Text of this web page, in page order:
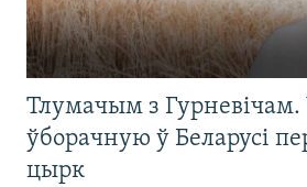
Тлумачым з
ўборачную ў Беларусі
цырк